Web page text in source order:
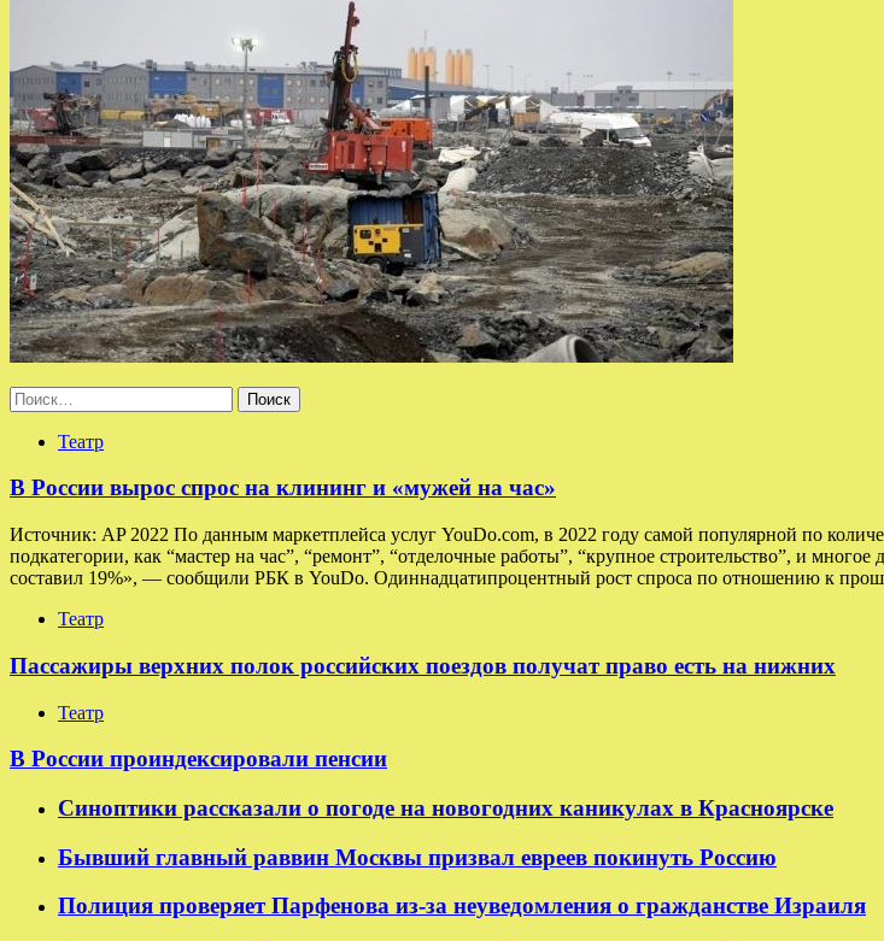
Найти:
Театр
В России вырос спрос на клининг и «мужей на час»
Источник: AP 2022 По данным маркетплейса услуг YouDo.com, в 2022 году самой популярной по
подкатегории, как “мастер на час”, “ремонт”, “отделочные работы”, “крупное строительство”, и
составил 19%», — сообщили РБК в YouDo. Одиннадцатипроцентный рост спроса по отношению к
Театр
Пассажиры верхних полок российских поездов получат право есть на нижних
Театр
В России проиндексировали пенсии
Синоптики рассказали о погоде на новогодних каникулах в Красноярске
Бывший главный раввин Москвы призвал евреев покинуть Россию
Полиция проверяет Парфенова из-за неуведомления о гражданстве Израиля